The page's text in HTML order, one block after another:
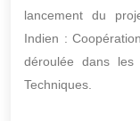
lancement du
Indien :
déroulée dans
Techniques.